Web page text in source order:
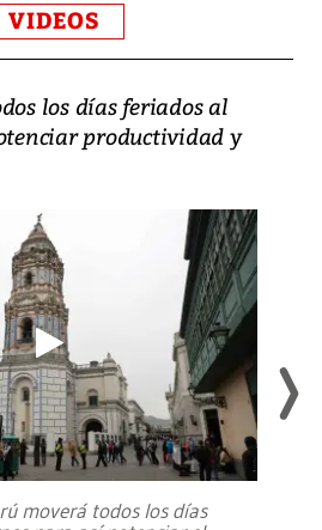
VIDEOS
los días feriados al
productividad y
moverá todos los días